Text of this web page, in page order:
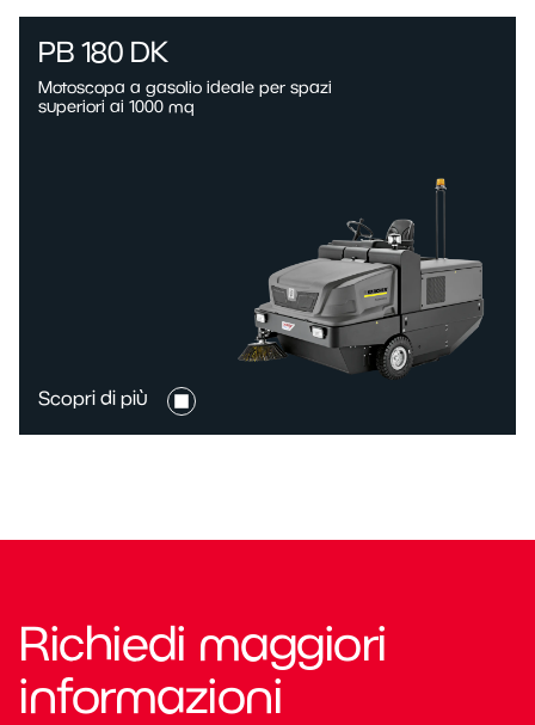
PB 180 DK
Motoscopa a gasolio ideale per spazi
superiori ai 1000 mq
Scopri di più
Richiedi maggiori
informazioni